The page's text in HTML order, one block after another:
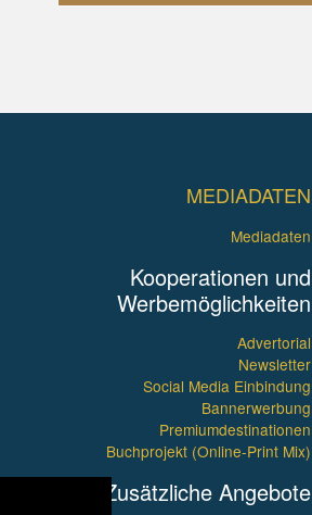
MEDIADATEN
Mediadaten
Kooperationen und
Werbemöglichkeiten
Advertorial
Newsletter
Social Media Einbindung
Bannerwerbung
Premiumdestinationen
Buchprojekt (Online-Print Mix)
Zusätzliche Angebote